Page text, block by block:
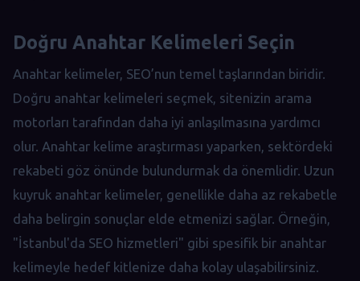
Doğru Anahtar Kelimeleri Seçin
Anahtar kelimeler, SEO’nun temel taşlarından biridir.
Doğru anahtar kelimeleri seçmek, sitenizin arama
motorları tarafından daha iyi anlaşılmasına yardımcı
olur. Anahtar kelime araştırması yaparken, sektördeki
rekabeti göz önünde bulundurmak da önemlidir. Uzun
kuyruk anahtar kelimeler, genellikle daha az rekabetle
daha belirgin sonuçlar elde etmenizi sağlar. Örneğin,
"İstanbul'da SEO hizmetleri" gibi spesifik bir anahtar
kelimeyle hedef kitlenize daha kolay ulaşabilirsiniz.